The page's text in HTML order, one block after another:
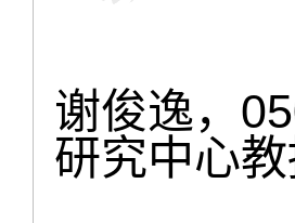
谢俊逸，
研究中心